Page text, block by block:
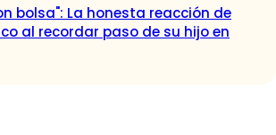
bolsa": La honesta reacción de
al recordar paso de su hijo en